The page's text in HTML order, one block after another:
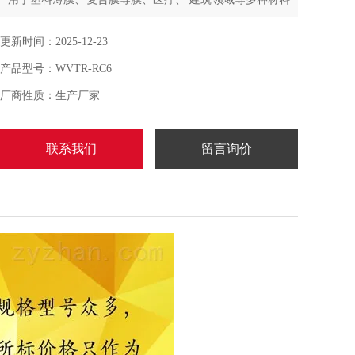
到控制与调节包装材料等产品的技术指标。
更新时间：2025-12-23
产品型号：WVTR-RC6
厂商性质：生产厂家
联系我们 留言询价